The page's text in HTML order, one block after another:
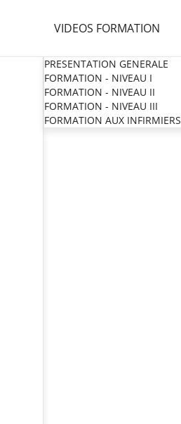
VIDEOS FORMATION
PRESENTATION GENERALE
FORMATION - NIVEAU I
FORMATION - NIVEAU II
FORMATION - NIVEAU III
FORMATION AUX INFIRMIERS